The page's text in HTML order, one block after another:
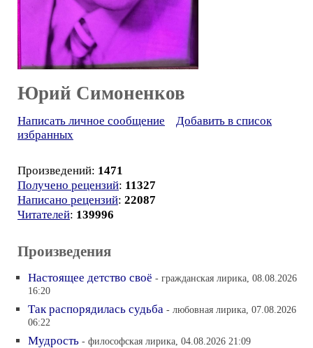
Юрий Симоненков
Написать личное сообщение
Добавить в список
избранных
Произведений: 1471
Получено рецензий: 11327
Написано рецензий: 22087
Читателей: 139996
Произведения
Настоящее детство своё - гражданская лирика, 08.08.2026
16:20
Так распорядилась судьба - любовная лирика, 07.08.2026
06:22
Мудрость - философская лирика, 04.08.2026 21:09